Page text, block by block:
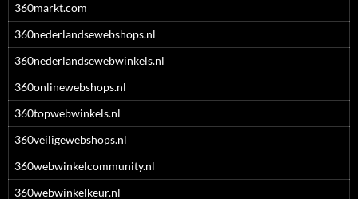
360markt.com
360nederlandsewebshops.nl
360nederlandsewebwinkels.nl
360onlinewebshops.nl
360topwebwinkels.nl
360veiligewebshops.nl
360webwinkelcommunity.nl
360webwinkelkeur.nl